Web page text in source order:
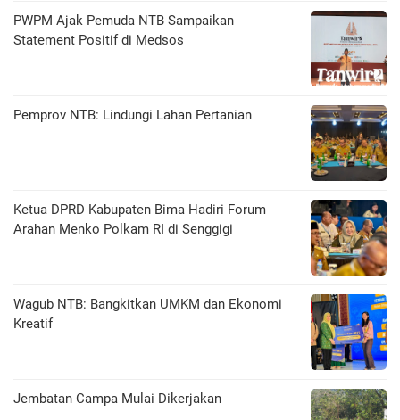
PWPM Ajak Pemuda NTB Sampaikan
Statement Positif di Medsos
Pemprov NTB: Lindungi Lahan Pertanian
Ketua DPRD Kabupaten Bima Hadiri Forum
Arahan Menko Polkam RI di Senggigi
Wagub NTB: Bangkitkan UMKM dan Ekonomi
Kreatif
Jembatan Campa Mulai Dikerjakan